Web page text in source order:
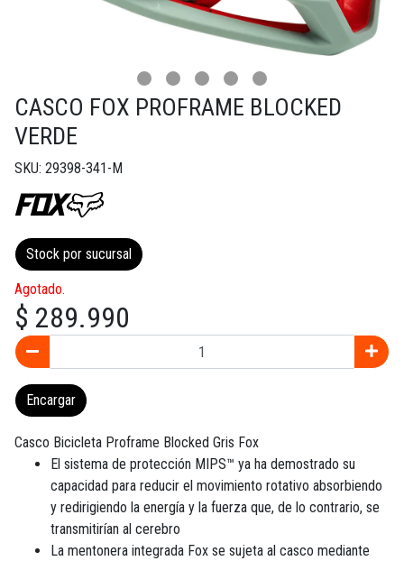
CASCO FOX PROFRAME BLOCKED
VERDE
SKU: 29398-341-M
Stock por sucursal
Agotado.
$ 289.990
Encargar
Casco Bicicleta Proframe Blocked Gris Fox
El sistema de protección MIPS™ ya ha demostrado su
capacidad para reducir el movimiento rotativo absorbiendo
y redirigiendo la energía y la fuerza que, de lo contrario, se
transmitirían al cerebro
La mentonera integrada Fox se sujeta al casco mediante